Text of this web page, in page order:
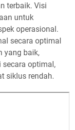
terbaik. Visi
untuk
operasional.
secara optimal
yang baik,
secara optimal,
siklus rendah.